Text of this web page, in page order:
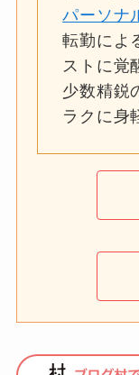
パーソナ
転勤によ
ストに覚
少数精鋭
ラクに身